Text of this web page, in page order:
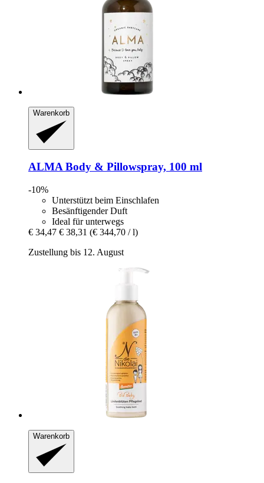
Warenkorb
ALMABody & Pillowspray, 100 ml
-10%
Unterstützt beim Einschlafen
Besänftigender Duft
Ideal für unterwegs
€ 34,47 € 38,31 (€ 344,70 / l)
Zustellung bis 12. August
Warenkorb